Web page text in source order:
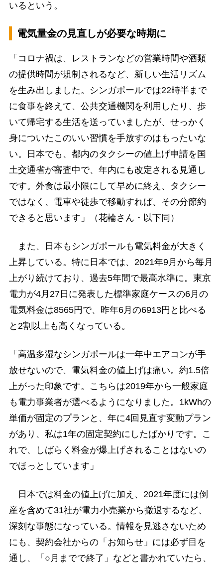
いるという。
電気量金の見直しが必要な時期に
「コロナ禍は、レストランなどの営業時間や酒類
の提供時間が規制されるなど、新しい生活リズム
を生み出しました。シンガポールでは22時半まで
に食事を終えて、公共交通機関を利用したり、歩
いて帰宅する生活を送っていましたが、せっかく
身についたこのいい習慣を手放すのはもったいな
い。日本でも、都内のタクシーの値上げ申請を国
土交通省が審査中で、年内にも改定される見通し
です。外食は最小限にして早めに終え、タクシー
ではなく、電車や徒歩で移動すれば、その分節約
できると思います」（花輪さん・以下同）
また、日本もシンガポールも電気料金が大きく
上昇している。特に日本では、2021年9月から毎月
上がり続けており、過去5年間で最高水準に。東京
電力が4月27日に発表した標準家庭ケースの6月の
電気料金は8565円で、昨年6月の6913円と比べる
と2割以上も高くなっている。
「高温多湿なシンガポールは一年中エアコンが手
放せないので、電気料金の値上げは痛い。約1.5倍
上がった印象です。こちらは2019年から一般家庭
も電力事業者が選べるようになりました。1kWhの
単価が固定のプランと、年に4回見直す変動プラン
があり、私は1年の固定契約にしたばかりです。こ
れで、しばらく料金が爆上げされることはないの
でほっとしています」
日本では料金の値上げに加え、2021年度には倒
産を含めて31社が電力小売業から撤退するなど、
深刻な事態になっている。情報を見逃さないため
にも、契約会社からの「お知らせ」には必ず目を
通し、「○月までで終了」などと書かれていたら、